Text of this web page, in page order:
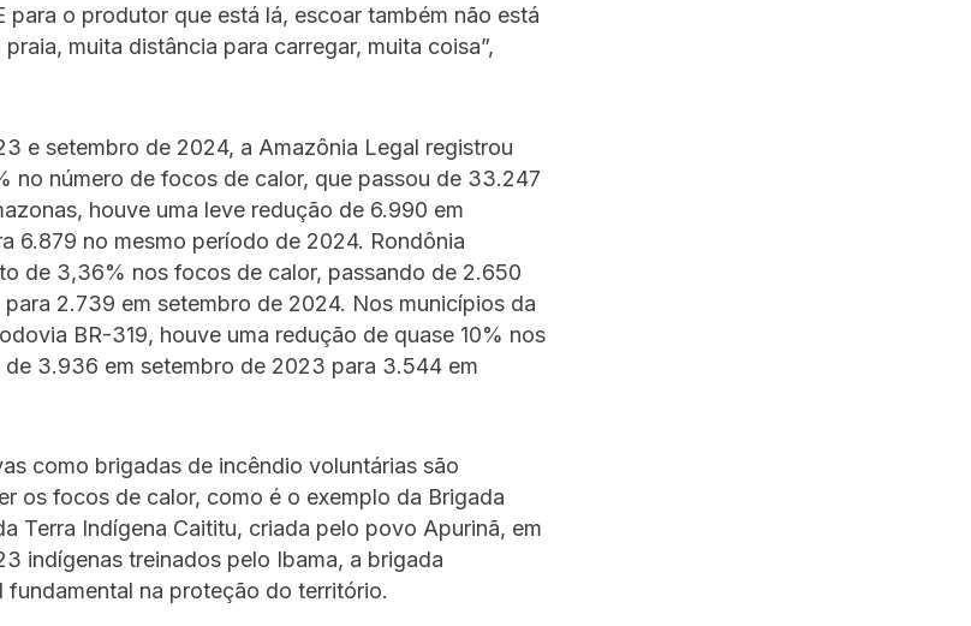
para o produtor que está lá, escoar também não está
muita distância para carregar, muita coisa”,
e setembro de 2024, a Amazônia Legal registrou
no número de focos de calor, que passou de 33.247
houve uma leve redução de 6.990 em
6.879 no mesmo período de 2024. Rondônia
de 3,36% nos focos de calor, passando de 2.650
2.739 em setembro de 2024. Nos municípios da
BR-319, houve uma redução de quase 10% nos
3.936 em setembro de 2023 para 3.544 em
como brigadas de incêndio voluntárias são
os focos de calor, como é o exemplo da Brigada
Terra Indígena Caititu, criada pelo povo Apurinã, em
indígenas treinados pelo Ibama, a brigada
fundamental na proteção do território.